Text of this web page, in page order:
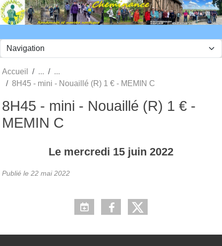
Accueil
8H45 - mini - Nouaillé (R) 1 € - MEMIN C
8H45 - mini - Nouaillé (R) 1 € -
MEMIN C
Le mercredi 15 juin 2022
Publié le 22 mai 2022
Panneau de gestion des cookies